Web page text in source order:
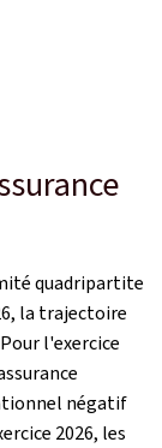
quadripartite
la trajectoire
l'exercice
négatif
2026, les